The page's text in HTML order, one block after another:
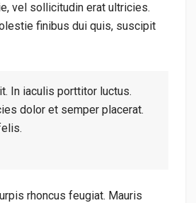
vel sollicitudin erat ultricies.
finibus dui quis, suscipit
In iaculis porttitor luctus.
dolor et semper placerat.
rhoncus feugiat. Mauris